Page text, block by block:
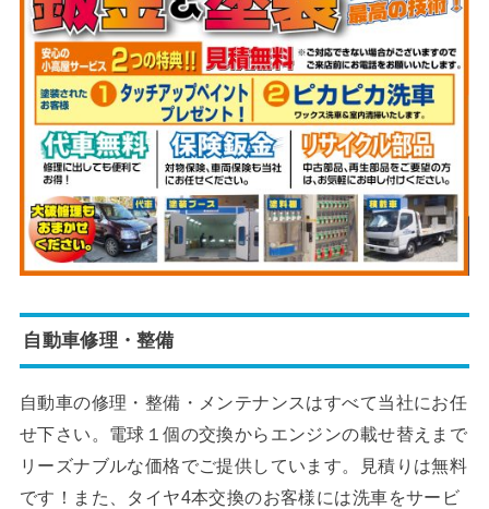
自動車修理・整備
自動車の修理・整備・メンテナンスはすべて当社にお任
せ下さい。電球１個の交換からエンジンの載せ替えまで
リーズナブルな価格でご提供しています。見積りは無料
です！また、タイヤ4本交換のお客様には洗車をサービ